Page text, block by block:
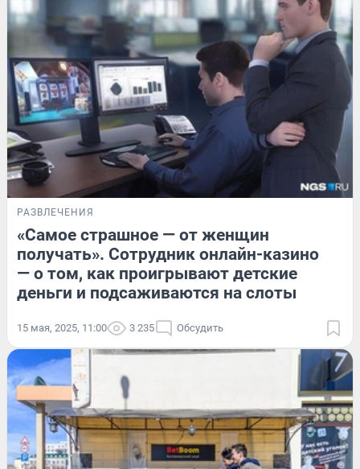
РАЗВЛЕЧЕНИЯ
«Самое страшное — от женщин
получать». Сотрудник онлайн-казино
— о том, как проигрывают детские
деньги и подсаживаются на слоты
15 мая, 2025, 11:00 3 235 Обсудить